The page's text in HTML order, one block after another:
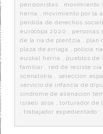
pensionistas , movimiento
herria , movimiento por la
perdida de derechos
eurocopa 2020 , personas
de la ria de plentzia , plan
plaza de arriaga , policia
euskal herria , pueblos de
familiar , red de resiste cia
scenatokia , seleccion
servicio de infancia de
sindrome de alienacion
israeli sosa ,torturador de
, trabajador expedientado